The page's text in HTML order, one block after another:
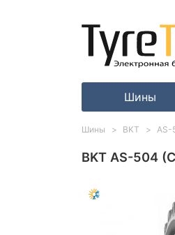
Шины
BKT AS-504
Шины BKT AS-